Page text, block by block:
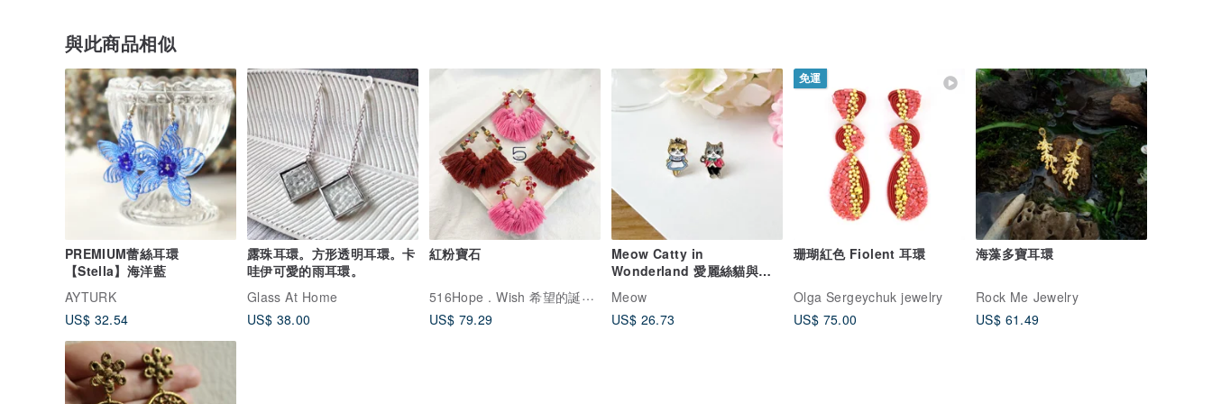
與此商品相似
PREMIUM蕾絲耳環
【Stella】海洋藍
AYTURK
US$ 32.54
露珠耳環。方形透明耳環。卡
哇伊可愛的雨耳環。
Glass At Home
US$ 38.00
紅粉寶石
516Hope . Wish 希望的誕生 | 手作飾品
US$ 79.29
Meow Catty in
Wonderland 愛麗絲貓與時
鐘貓耳環
Meow
US$ 26.73
免運
珊瑚紅色 Fiolent 耳環
Olga Sergeychuk jewelry
US$ 75.00
海藻多寶耳環
Rock Me Jewelry
US$ 61.49